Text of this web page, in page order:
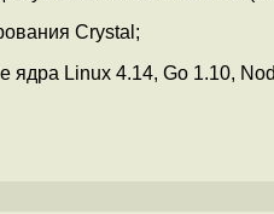
Crystal;
Linux 4.14, Go 1.10,